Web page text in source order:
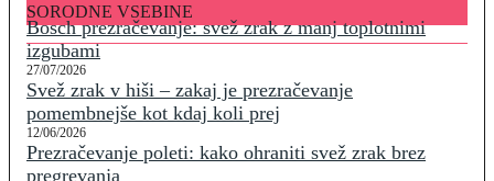
SORODNE VSEBINE
Bosch prezračevanje: svež zrak z manj toplotnimi
izgubami
27/07/2026
Svež zrak v hiši – zakaj je prezračevanje
pomembnejše kot kdaj koli prej
12/06/2026
Prezračevanje poleti: kako ohraniti svež zrak brez
pregrevanja